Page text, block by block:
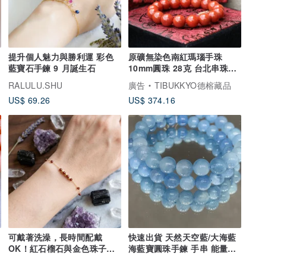
提升個人魅力與勝利運 彩色
藍寶石手鍊 9 月誕生石
RALULU.SHU
US$ 69.26
原礦無染色南紅瑪瑙手珠
10mm圓珠 28克 台北串珠設
計 佛珠文玩
廣告
TIBUKKYO德榕藏品
US$ 374.16
可戴著洗澡，長時間配戴
OK！紅石榴石與金色珠子手
快速出貨 天然天空藍/大海藍
海藍寶圓珠手鍊 手串 能量水